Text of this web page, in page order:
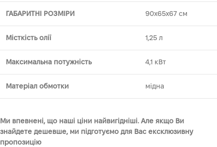
ГАБАРИТНІ РОЗМІРИ 90х65х67 см
Місткість олії 1,25 л
Максимальна потужність 4,1 кВт
Матеріал обмотки мідна
Ми впевнені, що наші ціни найвигідніші. Але якщо Ви
знайдете дешевше, ми підготуємо для Вас ексклюзивну
пропозицію